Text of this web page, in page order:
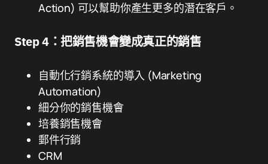
Action) 可以幫助你產生更多的潛在客戶。
Step 4：把銷售機會變成真正的銷售
自動化行銷系統的導入 (Marketing
Automation)
細分你的銷售機會
培養銷售機會
郵件行銷
CRM